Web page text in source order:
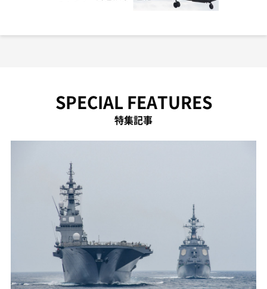
SPECIAL FEATURES
特集記事